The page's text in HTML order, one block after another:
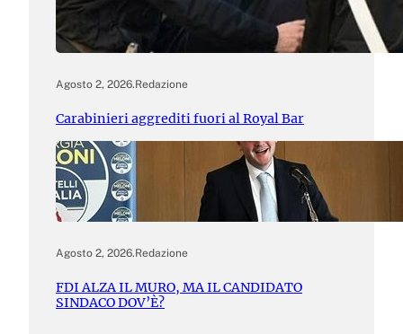
Agosto 2, 2026.Redazione
Carabinieri aggrediti fuori al Royal Bar
Agosto 2, 2026.Redazione
FDI ALZA IL MURO, MA IL CANDIDATO
SINDACO DOV’È?